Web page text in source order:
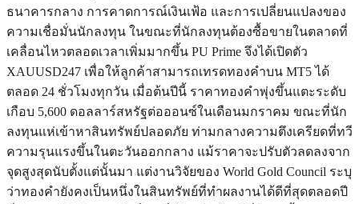
ธนาคารกลาง การคาดการณ์เงินเฟ้อ และการเปลี่ยนแปลงของ
ความเชื่อมั่นนักลงทุน ในขณะที่นักลงทุนต้องซื้อขายในตลาดที่
เคลื่อนไหวตลอดเวลาเพิ่มมากขึ้น PU Prime จึงได้เปิดตัว
XAUUSD247 เพื่อให้ลูกค้าสามารถเทรดทองคำบน MT5 ได้
ตลอด 24 ชั่วโมงทุกวัน เมื่อต้นปีนี้ ราคาทองคำพุ่งขึ้นแตะระดับ
เกือบ 5,600 ดอลลาร์สหรัฐต่อออนซ์ในเดือนมกราคม ขณะที่นัก
ลงทุนแห่เข้าหาสินทรัพย์ปลอดภัย ท่ามกลางความตึงเครียดที่ทวี
ความรุนแรงขึ้นในตะวันออกกลาง แม้ราคาจะปรับตัวลดลงจาก
จุดสูงสุดนับตั้งแต่นั้นมา แต่งานวิจัยของ World Gold Council ระบุ
ว่าทองคำยังคงเป็นหนึ่งในสินทรัพย์ที่ทำผลงานได้ดีที่สุดตลอดปี